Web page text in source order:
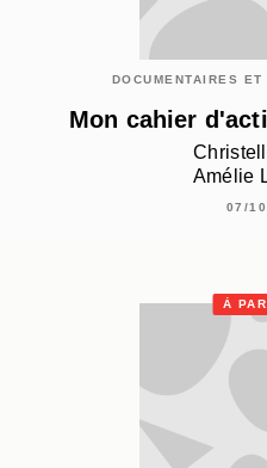
DOCUMENTAIRES
Mon cahier
Amélie
07/
À